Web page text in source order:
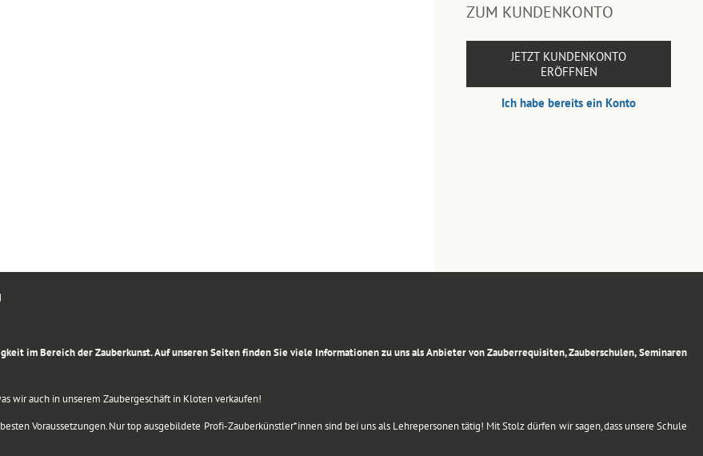
ZUM KUNDENKONTO
JETZT KUNDENKONTO
ERÖFFNEN
Ich habe bereits ein Konto
im Bereich der Zauberkunst. Auf unseren Seiten finden Sie viele Informationen zu uns als Anbieter von Zauberrequisiten, Zauberschulen, Seminaren
wir auch in unserem Zaubergeschäft in Kloten verkaufen!
Voraussetzungen. Nur top ausgebildete Profi-Zauberkünstler*innen sind bei uns als Lehrepersonen tätig! Mit Stolz dürfen wir sagen, dass unsere Schule